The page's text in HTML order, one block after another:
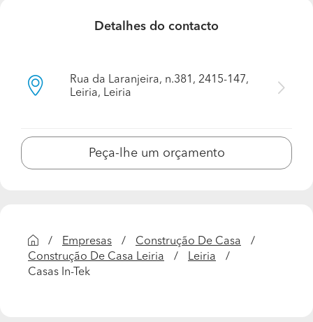
Cliente que gosta da qualidade a preço baixo
Como trabalhamos com as melhores marcas do
Quais as formas de pagamento que aceitam?
Aceitam pagamentos faseados?
orgulho?
Vilas Olaria
Detalhes do contacto
Rua da Laranjeira, n.381, 2415-147,
Leiria, Leiria
Peça-lhe um orçamento
Empresas
Construção De Casa
Construção De Casa Leiria
Leiria
Casas In-Tek